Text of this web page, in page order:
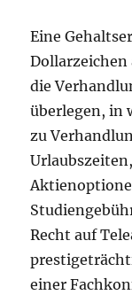
Eine
Dollarzeichen
die
überlegen, in
zu
Recht auf
einer